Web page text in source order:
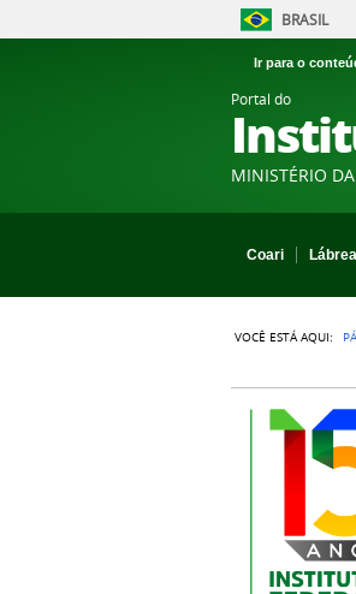
BRASIL
Ir para o
Portal do
MINISTÉRIO
Coari
Lábrea
VOCÊ ESTÁ AQUI: